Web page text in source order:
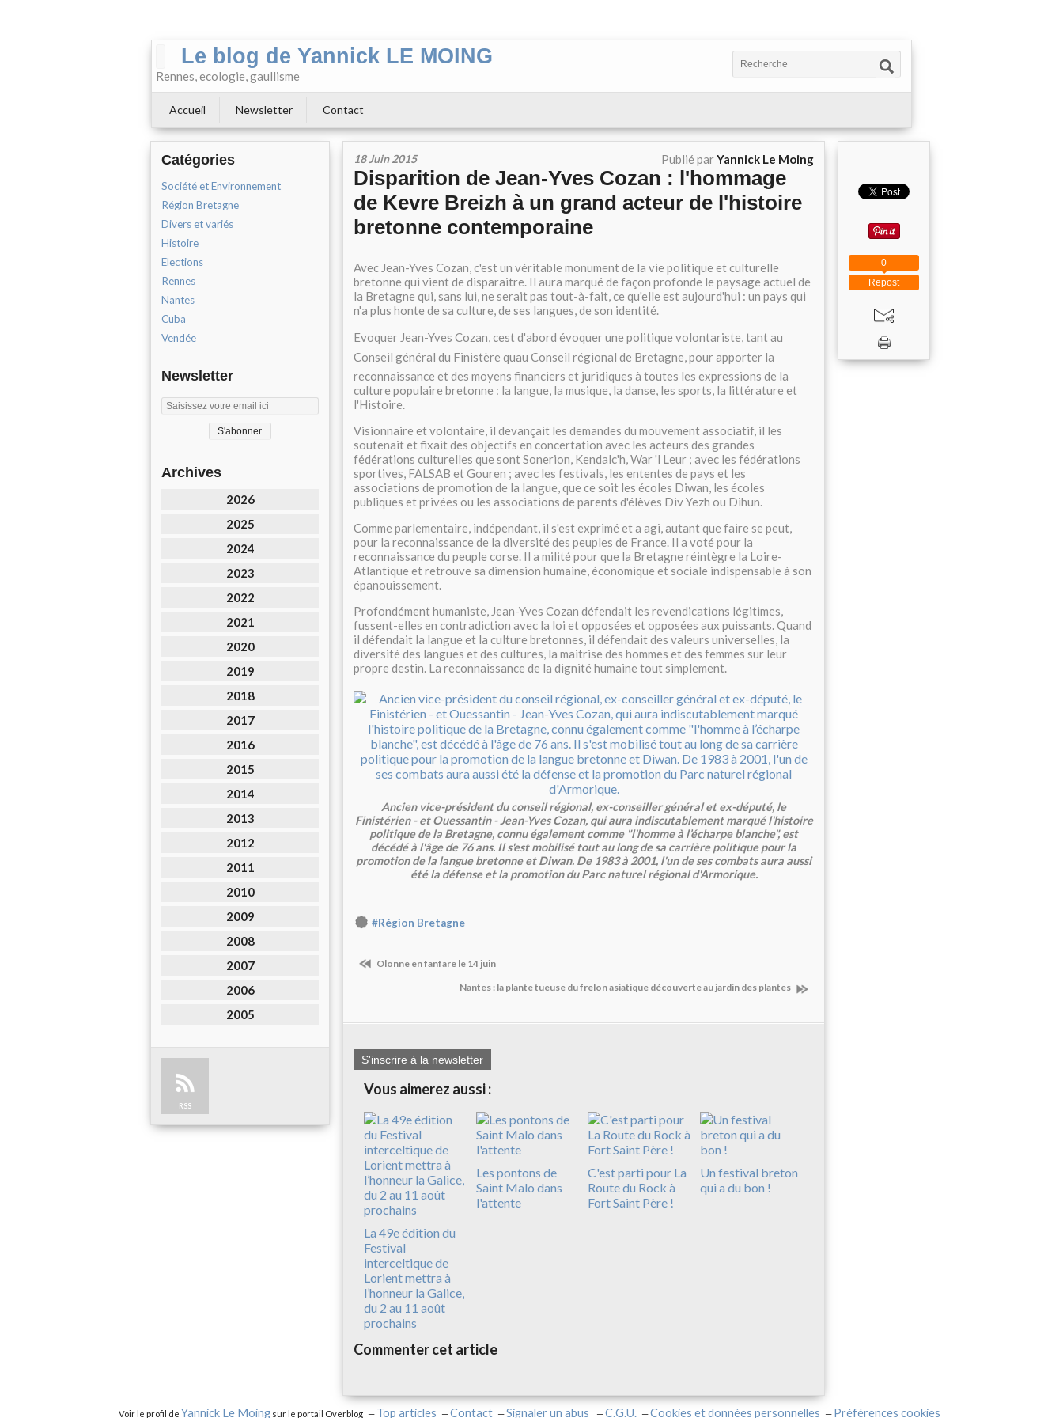
Le blog de Yannick LE MOING
Rennes, ecologie, gaullisme
Accueil Newsletter Contact
Catégories
Société et Environnement
Région Bretagne
Divers et variés
Histoire
Elections
Rennes
Nantes
Cuba
Vendée
Newsletter
Archives
2026
2025
2024
2023
2022
2021
2020
2019
2018
2017
2016
2015
2014
2013
2012
2011
2010
2009
2008
2007
2006
2005
RSS
18 Juin 2015 Publié parYannick Le Moing
Disparition de Jean-Yves Cozan : l'hommage
de Kevre Breizh à un grand acteur de l'histoire
bretonne contemporaine
Avec Jean-Yves Cozan, c'est un véritable monument de la vie politique et culturelle
bretonne qui vient de disparaitre. Il aura marqué de façon profonde le paysage actuel de
la Bretagne qui, sans lui, ne serait pas tout-à-fait, ce qu'elle est aujourd'hui : un pays qui
n'a plus honte de sa culture, de ses langues, de son identité.
Evoquer Jean-Yves Cozan, cest d'abord évoquer une politique volontariste, tant au
Conseil général du Finistère quau Conseil régional de Bretagne, pour apporter la
reconnaissance et des moyens financiers et juridiques à toutes les expressions de la
culture populaire bretonne : la langue, la musique, la danse, les sports, la littérature et
l'Histoire.
Visionnaire et volontaire, il devançait les demandes du mouvement associatif, il les
soutenait et fixait des objectifs en concertation avec les acteurs des grandes
fédérations culturelles que sont Sonerion, Kendalc'h, War 'l Leur ; avec les fédérations
sportives, FALSAB et Gouren ; avec les festivals, les ententes de pays et les
associations de promotion de la langue, que ce soit les écoles Diwan, les écoles
publiques et privées ou les associations de parents d'élèves Div Yezh ou Dihun.
Comme parlementaire, indépendant, il s'est exprimé et a agi, autant que faire se peut,
pour la reconnaissance de la diversité des peuples de France. Il a voté pour la
reconnaissance du peuple corse. Il a milité pour que la Bretagne réintègre la Loire-
Atlantique et retrouve sa dimension humaine, économique et sociale indispensable à son
épanouissement.
Profondément humaniste, Jean-Yves Cozan défendait les revendications légitimes,
fussent-elles en contradiction avec la loi et opposées et opposées aux puissants. Quand
il défendait la langue et la culture bretonnes, il défendait des valeurs universelles, la
diversité des langues et des cultures, la maitrise des hommes et des femmes sur leur
propre destin. La reconnaissance de la dignité humaine tout simplement.
Ancien vice-président du conseil régional, ex-conseiller général et ex-député, le
Finistérien - et Ouessantin - Jean-Yves Cozan, qui aura indiscutablement marqué l'histoire
politique de la Bretagne, connu également comme "l'homme à l’écharpe blanche", est
décédé à l'âge de 76 ans. Il s'est mobilisé tout au long de sa carrière politique pour la
promotion de la langue bretonne et Diwan. De 1983 à 2001, l'un de ses combats aura aussi
été la défense et la promotion du Parc naturel régional d'Armorique.
#Région Bretagne
Olonne en fanfare le 14 juin
Nantes : la plante tueuse du frelon asiatique découverte au jardin des plantes
S'inscrire à la newsletter
Vous aimerez aussi :
La 49e édition du
Festival
interceltique de
Lorient mettra à
l’honneur la Galice,
du 2 au 11 août
prochains
Les pontons de
Saint Malo dans
l'attente
C'est parti pour La
Route du Rock à
Fort Saint Père !
Un festival breton
qui a du bon !
Commenter cet article
Repost
0
Voir le profil de Yannick Le Moingsur le portail Overblog Top articles Contact Signaler un abus C.G.U. Cookies et données personnelles Préférences cookies